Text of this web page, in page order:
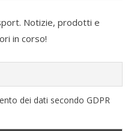
Notizie, prodotti e
in corso!
dei dati secondo GDPR